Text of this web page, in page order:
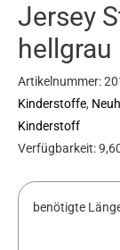
Jersey
Artikelnummer:
Kinderstoffe,
Kinderstoff
Verfügbarkeit:
benötigte
Tex-
Menge